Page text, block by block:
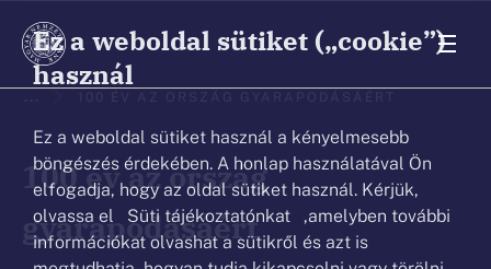
Ez a weboldal sütiket („cookie”)
használ
Ez a weboldal sütiket használ a kényelmesebb
böngészés érdekében. A honlap használatával Ön
elfogadja, hogy az oldal sütiket használ. Kérjük,
olvassa el Süti tájékoztatónkat ,amelyben további
információkat olvashat a sütikről és azt is
100 év az ország
gyarapodásáért
Ön
ezen
az
oldalon
van.